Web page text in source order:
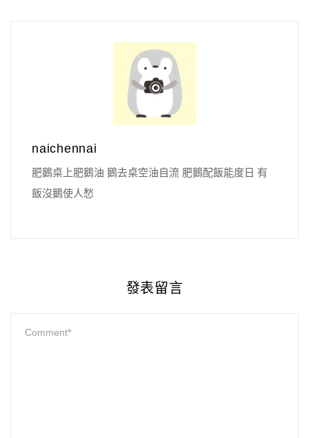
naichennai
肥鵝桌上肥鵝油 鵝去桌空油自流 肥鵝配飯能度日 有
飯沒鵝使人愁
發表留言